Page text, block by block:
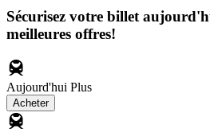
Sécurisez votre billet
meilleures offres!
Aujourd'hui Plus
Acheter